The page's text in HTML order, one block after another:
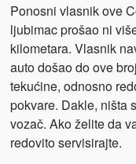
Ponosni vlasnik ove
ljubimac prošao ni
kilometara. Vlasnik
auto došao do ove
tekućine, odnosno
pokvare. Dakle, ništa
vozač. Ako želite da
redovito servisirajte.